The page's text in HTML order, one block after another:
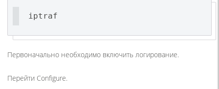
iptraf
Первоначально необходимо включить логирование.
Перейти Configure.